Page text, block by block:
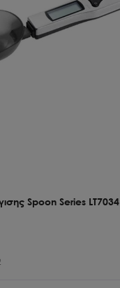
Spoon Series LT7034